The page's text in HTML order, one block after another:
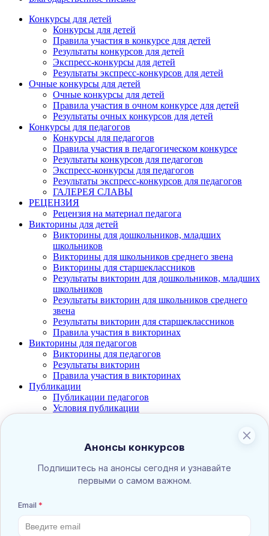
Конкурсы для детей
Конкурсы для детей
Правила участия в конкурсе для детей
Результаты конкурсов для детей
Экспресс-конкурсы для детей
Результаты экспресс-конкурсов для детей
Очные конкурсы для детей
Очные конкурсы для детей
Правила участия в очном конкурсе для детей
Результаты очных конкурсов для детей
Конкурсы для педагогов
Конкурсы для педагогов
Правила участия в педагогическом конкурсе
Результаты конкурсов для педагогов
Экспресс-конкурсы для педагогов
Результаты экспресс-конкурсов для педагогов
ГАЛЕРЕЯ СЛАВЫ
РЕЦЕНЗИЯ
Рецензия на материал педагога
Викторины для детей
Викторины для дошкольников, младших
школьников
Викторины для школьников среднего звена
Викторины для старшеклассников
Результаты викторин для дошкольников, младших
школьников
Результаты викторин для школьников среднего
звена
Результаты викторин для старшеклассников
Правила участия в викторинах
Викторины для педагогов
Викторины для педагогов
Результаты викторин
Правила участия в викторинах
Публикации
Публикации педагогов
Условия публикации
Правила участия в работе творческих групп
Участие в составе жюри
Участие в составе жюри в конкурсах для детей
Результаты конкурсов для педагогов (жюри)